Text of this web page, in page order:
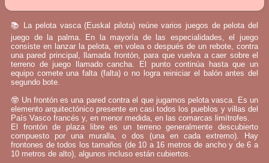
📚 La pelota vasca (Euskal pilota) reúne varios juegos de pelota del
juego de la palma. En la mayoría de las especialidades, el juego
consiste en lanzar la pelota, en volea o después de un rebote, contra
una pared principal, llamada frontón, para que vuelva a caer sobre el
terreno de juego llamado cancha. El punto continúa hasta que un
equipo comete una falta (falta) o no logra reiniciar el balón antes del
segundo bote.
🤓 Un frontón es una pared contra el que jugamos pelota vasca. Es un
elemento arquitectónico presente en casi todos los pueblos y villas del
País Vasco francés y, en menor medida, en las comarcas limítrofes.
El frontón de plaza libre es un terreno generalmente descubierto
compuesto por una muralla, o dos (una en cada extremo). Hay
frontones de todos los tamaños (de 10 a 16 metros de ancho y de 6 a
10 metros de alto), algunos incluso están cubiertos.